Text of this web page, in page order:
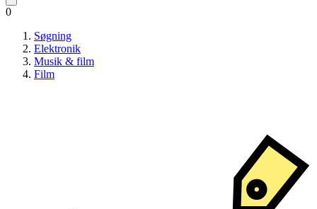
0
Søgning
Elektronik
Musik & film
Film